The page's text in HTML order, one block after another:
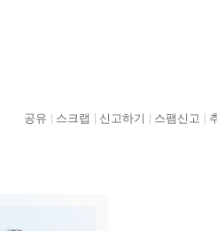
공유 스크랩 신고하기 스팸신고